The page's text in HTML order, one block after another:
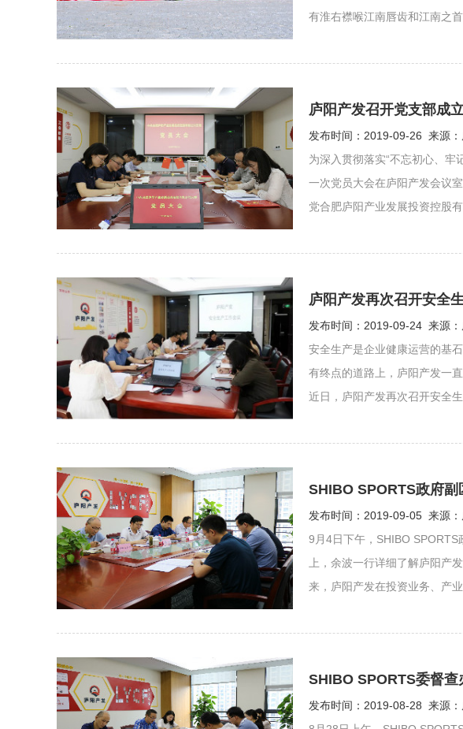
有淮右襟喉江南唇齿和江南之
庐阳产发召开党支部成
发布时间：2019-09-26 来源
为深入贯彻落实“不忘初心、
一次党员大会在庐阳产发会议
党合肥庐阳产业发展投资控股
庐阳产发再次召开安全
发布时间：2019-09-24 来源
安全生产是企业健康运营的基
有终点的道路上，庐阳产发一
近日，庐阳产发再次召开安全
SHIBO SPORTS政府
发布时间：2019-09-05 来源
9月4日下午，SHIBO
上，余波一行详细了解庐阳产
来，庐阳产发在投资业务、产
SHIBO SPORTS委督
发布时间：2019-08-28 来源